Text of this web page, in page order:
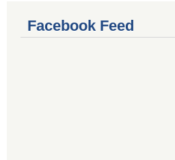
Facebook Feed